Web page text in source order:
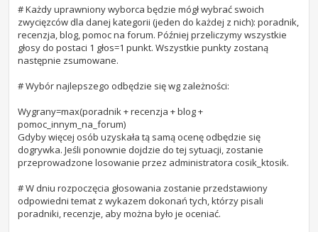
# Każdy uprawniony wyborca będzie mógł wybrać swoich
zwycięzców dla danej kategorii (jeden do każdej z nich): poradnik,
recenzja, blog, pomoc na forum. Później przeliczymy wszystkie
głosy do postaci 1 głos=1 punkt. Wszystkie punkty zostaną
następnie zsumowane.
# Wybór najlepszego odbędzie się wg zależności:
Wygrany=max(poradnik + recenzja + blog +
pomoc_innym_na_forum)
Gdyby więcej osób uzyskała tą samą ocenę odbędzie się
dogrywka. Jeśli ponownie dojdzie do tej sytuacji, zostanie
przeprowadzone losowanie przez administratora cosik_ktosik.
# W dniu rozpoczęcia głosowania zostanie przedstawiony
odpowiedni temat z wykazem dokonań tych, którzy pisali
poradniki, recenzje, aby można było je oceniać.